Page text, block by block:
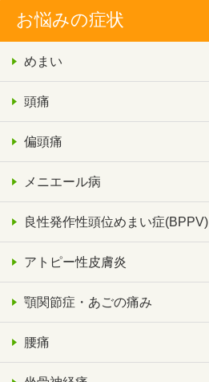
お悩みの症状
めまい
頭痛
偏頭痛
メニエール病
良性発作性頭位めまい症(BPPV)
アトピー性皮膚炎
顎関節症・あごの痛み
腰痛